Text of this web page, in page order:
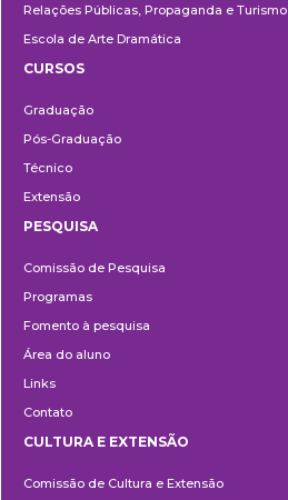
Relações Públicas, Propaganda e Turismo
Escola de Arte Dramática
CURSOS
Graduação
Pós-Graduação
Técnico
Extensão
PESQUISA
Comissão de Pesquisa
Programas
Fomento à pesquisa
Área do aluno
Links
Contato
e
CULTURA E EXTENSÃO
Comissão de Cultura e Extensão